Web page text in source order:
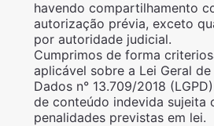
havendo compartilhamento
autorização prévia, exceto
por autoridade judicial.
Cumprimos de forma
aplicável sobre a Lei Geral
Dados n° 13.709/2018
de conteúdo indevida sujeita
penalidades previstas em lei.